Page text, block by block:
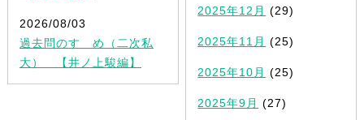
2026/08/03
過去問のすゝめ（二次私
大） 【井ノ上駿編】
2025年12月 (29)
2025年11月 (25)
2025年10月 (25)
2025年9月 (27)